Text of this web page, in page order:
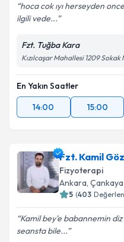
hoca cok ıyı herseyden
ilgili vede...
Fzt. Tuğba Kara
Kızılcaşar Mahallesi 1209 Sokak
En Yakın Saatler
14:00
15:00
Fzt. Kamil
Fizyoterapi
Ankara, Çankaya
5 (403
Kamil bey'e babannemin diz
seansta bile...